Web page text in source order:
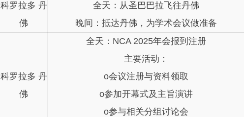
科罗拉多 丹
佛
全天：从圣巴巴拉飞往丹佛
晚间：抵达丹佛，为学术会议做准备
科罗拉多 丹
佛
全天：NCA 2025年会报到注册
主要活动：
o会议注册与资料领取
o参加开幕式及主旨演讲
o参与相关分组讨论会